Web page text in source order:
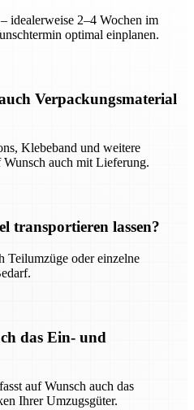
idealerweise 2–4 Wochen im
optimal einplanen.
Verpackungsmaterial
Klebeband und weitere
auch mit Lieferung.
transportieren lassen?
Teilumzüge oder einzelne
das Ein- und
auf Wunsch auch das
Ihrer Umzugsgüter.